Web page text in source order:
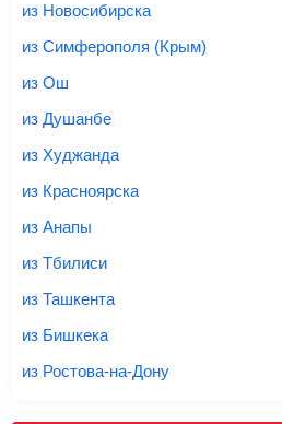
20-23 кг
*При необходимости багаж
правило, сразу купить билет с
Важно:При покупке билета
проверять на официальном сайте
багаж в стоимость.
Подробная информация о
из Новосибирска
из Симферополя (Крым)
из Ош
из Душанбе
из Худжанда
из Красноярска
из Анапы
из Тбилиси
из Ташкента
из Бишкека
из Ростова-на-Дону